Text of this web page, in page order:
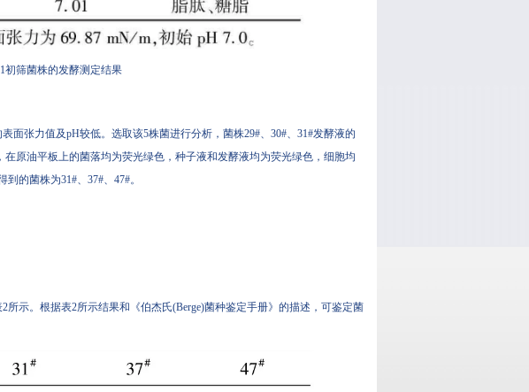
初筛菌株的发酵测定结果
的表面张力值及pH较低。选取该5株菌进行分析，菌株29#、30#、31#发酵液的
油平板上的菌落均为荧光绿色，种子液和发酵液均为荧光绿色，细胞均
的菌株为31#、37#、47#。
。根据表2所示结果和《伯杰氏(Berge)菌种鉴定手册》的描述，可鉴定菌